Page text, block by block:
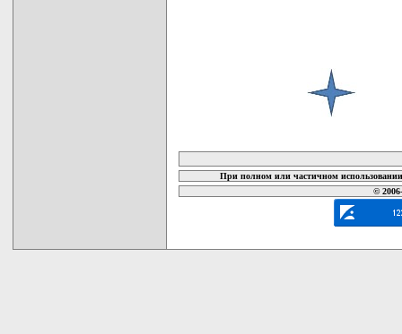
При полном или частичном
©